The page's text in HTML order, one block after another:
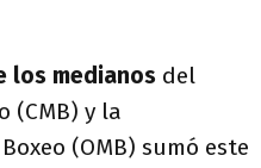
los medianos del
(CMB) y la
(OMB) sumó este